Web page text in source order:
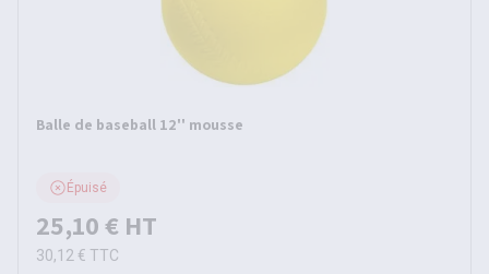
Balle de baseball 12'' mousse
Épuisé
25,10 € HT
30,12 € TTC